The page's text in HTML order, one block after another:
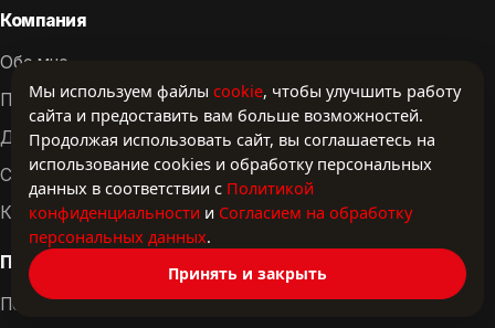
Компания
Обо мне
Проекты
Документы
Статьи и разборы
Контакты
Правовая информация
Политика конфиденциальности
Мы используем файлы cookie, чтобы улучшить работу
сайта и предоставить вам больше возможностей.
Продолжая использовать сайт, вы соглашаетесь на
использование cookies и обработку персональных
данных в соответствии с Политикой
конфиденциальности и Согласием на обработку
персональных данных.
Принять и закрыть